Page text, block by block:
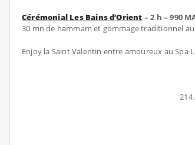
Cérémonial Les Bains d’Orient – 2 h – 990
30 mn de hammam et gommage traditionnel
Enjoy la Saint Valentin entre amoureux au Spa
214